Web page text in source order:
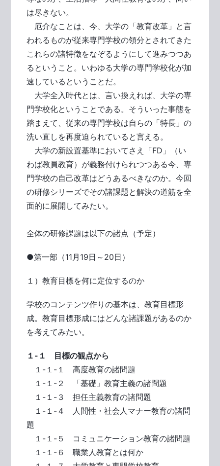
は尽きない。
厄介なことは、今、大学の「教育改革」と言
われるものが従来専門学校の領分とされてきた
これらの諸特徴をなぞるようにして進みつつあ
るということ。いわゆる大学の専門学校化が加
速しているということだ。
大学全入時代とは、言い換えれば、大学の専
門学校化ということである。そういった事態を
踏まえて、従来の専門学校は自らの「特長」の
洗い直しを再度迫られていると言える。
大学の新設置基準においてさえ「FD」（い
わば教員教育）が義務付けられつつある今、専
門学校の自己改革はどうあるべきなのか。今回
の研修シリーズでその諸課題と解決の道筋を全
面的に展開してみたい。
全体の研修課題は以下の諸点（予定）
●第一部（11月19日～20日）
１）教育目標を何に定位するのか
学校のコンテンツ作りの基本は、教育目標形
成。教育目標形成にはどんな諸課題があるのか
を考えてみたい。
１-１ 目標の観点から
１-１-１ 高度教育の諸問題
１-１-２ 「基礎」教育主義の諸問題
１-１-３ 担任主義教育の諸問題
１-１-４ 人間性・社会人マナー教育の諸問
題
１-１-５ コミュニケーション教育の諸問題
１-１-６ 職業人教育とは何か